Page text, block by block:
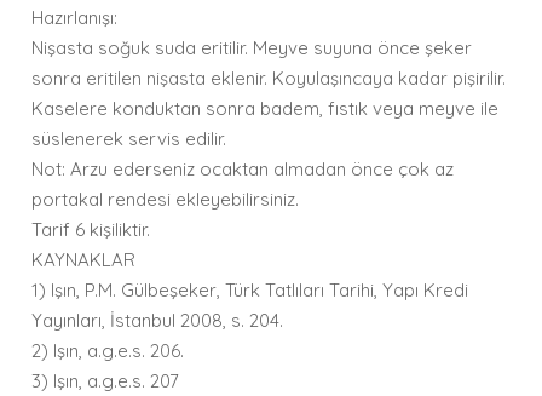
Hazırlanışı:
Nişasta soğuk suda eritilir. Meyve suyuna önce şeker
sonra eritilen nişasta eklenir. Koyulaşıncaya kadar pişirilir.
Kaselere konduktan sonra badem, fıstık veya meyve ile
süslenerek servis edilir.
Not: Arzu ederseniz ocaktan almadan önce çok az
portakal rendesi ekleyebilirsiniz.
Tarif 6 kişiliktir.
KAYNAKLAR
1) Işın, P.M. Gülbeşeker, Türk Tatlıları Tarihi, Yapı Kredi
Yayınları, İstanbul 2008, s. 204.
2) Işın, a.g.e.s. 206.
3) Işın, a.g.e.s. 207